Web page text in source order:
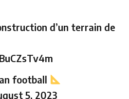
d’un terrain de
football
5, 2023